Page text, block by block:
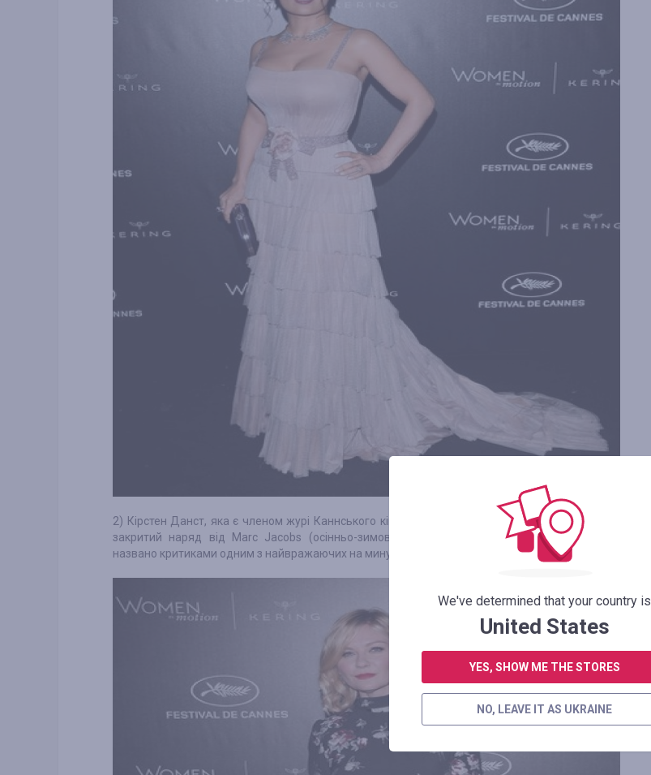
2) Кірстен Данст, яка є членом журі Каннського кінофестивалю цього року, вибрала темний
закритий наряд від Marc Jacobs (осінньо-зимова колекція). Зауважимо, что цей наряд
названо критиками одним з найвражаючих на минулому лютневому Тижні моди в Нью-Йорку.
We've determined that your country is
United States
YES, SHOW ME THE STORES
NO, LEAVE IT AS UKRAINE